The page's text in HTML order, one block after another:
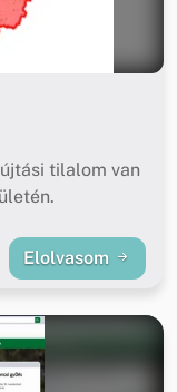
tilalom van
Elolvasom